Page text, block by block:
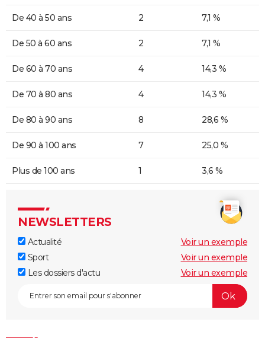
De 40 à 50 ans 2 7,1 %
De 50 à 60 ans 2 7,1 %
De 60 à 70 ans 4 14,3 %
De 70 à 80 ans 4 14,3 %
De 80 à 90 ans 8 28,6 %
De 90 à 100 ans 7 25,0 %
Plus de 100 ans 1 3,6 %
NEWSLETTERS
Actualité
Voir un exemple
Sport
Voir un exemple
Les dossiers d'actu
Voir un exemple